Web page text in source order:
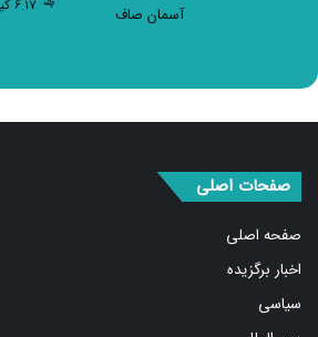
صفحات اصلی
اخبار برگزیده
سیاسی
بین الملل
اجتماعی
اقتصادی